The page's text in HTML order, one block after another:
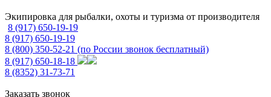
Экипировка для рыбалки, охоты и туризма от производителя
8 (917) 650-19-19
8 (917) 650-19-19
8 (800) 350-52-21 (по России звонок бесплатный)
8 (917) 650-18-18
8 (8352) 31-73-71
Заказать звонок